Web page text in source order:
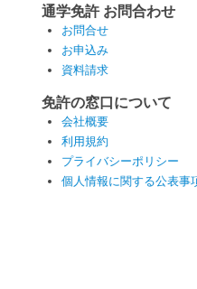
通学免許 お問合わせ
お問合せ
お申込み
資料請求
免許の窓口について
会社概要
利用規約
プライバシーポリシー
個人情報に関する公表事